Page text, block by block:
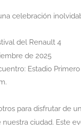
celebración
del Renault 4
de 2025
Estadio
para disfrutar de
nuestra ciudad. Este